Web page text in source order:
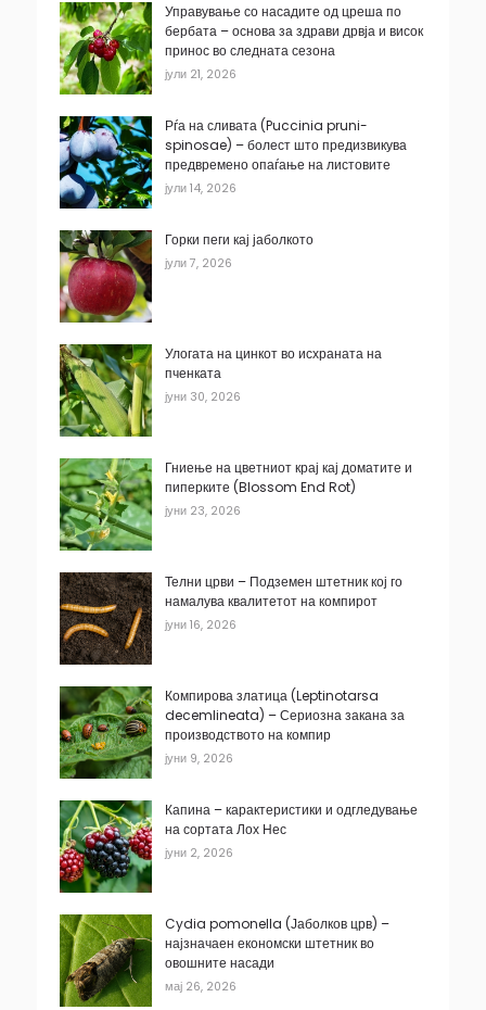
Управување со насадите од цреша по
бербата – основа за здрави дрвја и висок
принос во следната сезона
јули 21, 2026
Рѓа на сливата (Puccinia pruni-
spinosae) – болест што предизвикува
предвремено опаѓање на листовите
јули 14, 2026
Горки пеги кај јаболкото
јули 7, 2026
Улогата на цинкот во исхраната на
пченката
јуни 30, 2026
Гниење на цветниот крај кај доматите и
пиперките (Blossom End Rot)
јуни 23, 2026
Телни црви – Подземен штетник кој го
намалува квалитетот на компирот
јуни 16, 2026
Компирова златица (Leptinotarsa
decemlineata) – Сериозна закана за
производството на компир
јуни 9, 2026
Капина – карактеристики и одгледување
на сортата Лох Нес
јуни 2, 2026
Cydia pomonella (Јаболков црв) –
најзначаен економски штетник во
овошните насади
мај 26, 2026